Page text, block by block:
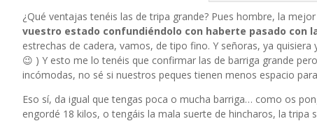
¿Qué ventajas tenéis las de tripa grande? Pues hombre, la
vuestro estado confundiéndolo con haberte pasado con
estrechas de cadera, vamos, de tipo fino. Y señoras, ya
😉 ) Y esto me lo tenéis que confirmar las de barriga grande
incómodas, no sé si nuestros peques tienen menos espacio
Eso sí, da igual que tengas poca o mucha barriga… como os
engordé 18 kilos, o tengáis la mala suerte de hincharos, la